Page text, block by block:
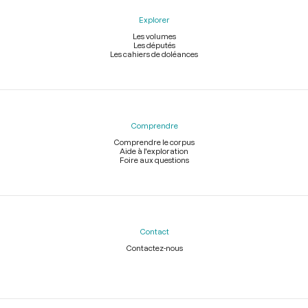
Explorer
Les volumes
Les députés
Les cahiers de doléances
Comprendre
Comprendre le corpus
Aide à l'exploration
Foire aux questions
Contact
Contactez-nous
Légal